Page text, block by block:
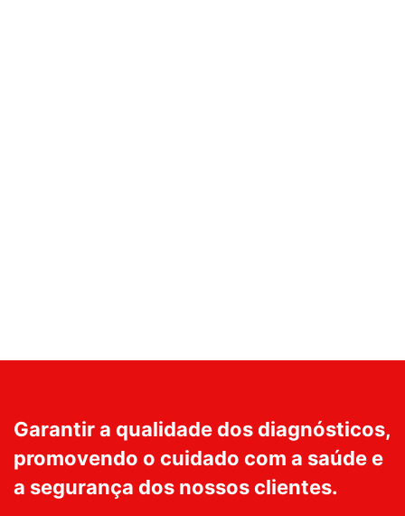
Garantir a qualidade dos diagnósticos,
promovendo o cuidado com a saúde e
a segurança dos nossos clientes.